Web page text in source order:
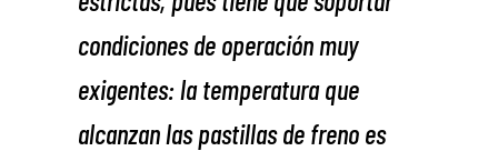
condiciones de operación muy
exigentes: la temperatura que
alcanzan las pastillas de freno es